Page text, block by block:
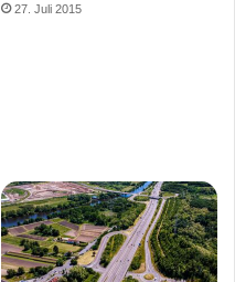
27. Juli 2015